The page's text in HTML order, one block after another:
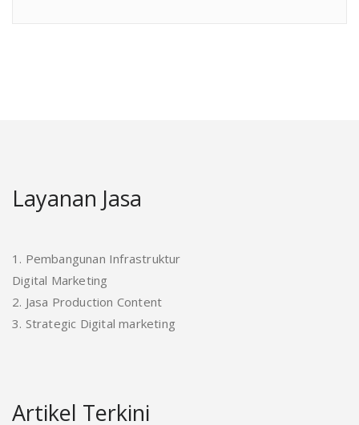
Layanan Jasa
1. Pembangunan Infrastruktur
Digital Marketing
2. Jasa Production Content
3. Strategic Digital marketing
Artikel Terkini